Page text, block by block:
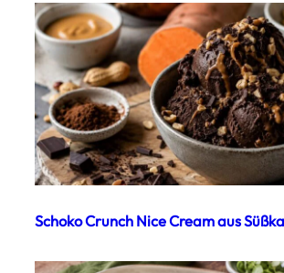
Schoko Crunch Nice Cream aus